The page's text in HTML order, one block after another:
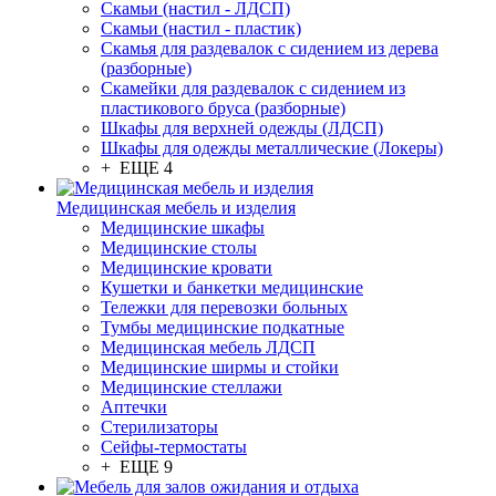
Скамьи (настил - ЛДСП)
Скамьи (настил - пластик)
Скамья для раздевалок с сидением из дерева
(разборные)
Скамейки для раздевалок с сидением из
пластикового бруса (разборные)
Шкафы для верхней одежды (ЛДСП)
Шкафы для одежды металлические (Локеры)
+ ЕЩЕ 4
Медицинская мебель и изделия
Медицинские шкафы
Медицинские столы
Медицинские кровати
Кушетки и банкетки медицинские
Тележки для перевозки больных
Тумбы медицинские подкатные
Медицинская мебель ЛДСП
Медицинские ширмы и стойки
Медицинские стеллажи
Аптечки
Стерилизаторы
Сейфы-термостаты
+ ЕЩЕ 9